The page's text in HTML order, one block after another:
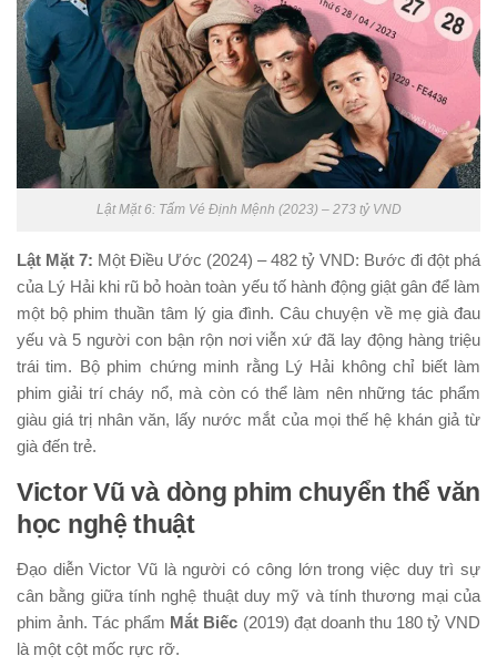
Lật Mặt 6: Tấm Vé Định Mệnh (2023) – 273 tỷ VND
Lật Mặt 7: Một Điều Ước (2024) – 482 tỷ VND: Bước đi đột phá
của Lý Hải khi rũ bỏ hoàn toàn yếu tố hành động giật gân để làm
một bộ phim thuần tâm lý gia đình. Câu chuyện về mẹ già đau
yếu và 5 người con bận rộn nơi viễn xứ đã lay động hàng triệu
trái tim. Bộ phim chứng minh rằng Lý Hải không chỉ biết làm
phim giải trí cháy nổ, mà còn có thể làm nên những tác phẩm
giàu giá trị nhân văn, lấy nước mắt của mọi thế hệ khán giả từ
già đến trẻ.
Victor Vũ và dòng phim chuyển thể văn
học nghệ thuật
Đạo diễn Victor Vũ là người có công lớn trong việc duy trì sự
cân bằng giữa tính nghệ thuật duy mỹ và tính thương mại của
phim ảnh. Tác phẩm Mắt Biếc (2019) đạt doanh thu 180 tỷ VND
là một cột mốc rực rỡ.